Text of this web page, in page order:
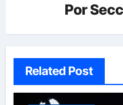
Por
Related Post